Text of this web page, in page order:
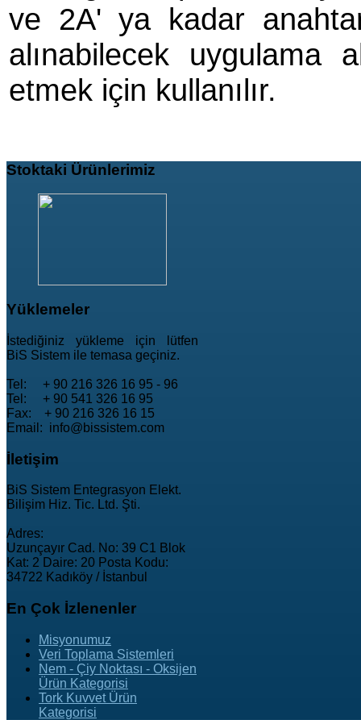
ve 2A' ya kadar
alınabilecek uygulama
etmek için kullanılır.
Stoktaki Ürünlerimiz
Yüklemeler
İstediğiniz yükleme için lütfen
BiS Sistem ile temasa geçiniz.
Tel: + 90 216 326 16 95 - 96
Tel: + 90 541 326 16 95
Fax: + 90 216 326 16 15
Email: info@bissistem.com
İletişim
BiS Sistem Entegrasyon Elekt.
Bilişim Hiz. Tic. Ltd. Şti.
Adres:
Uzunçayır Cad. No: 39 C1 Blok
Kat: 2 Daire: 20 Posta Kodu:
34722 Kadıköy / İstanbul
En Çok İzlenenler
Misyonumuz
Veri Toplama Sistemleri
Nem - Çiy Noktası - Oksijen
Ürün Kategorisi
Tork Kuvvet Ürün
Kategorisi